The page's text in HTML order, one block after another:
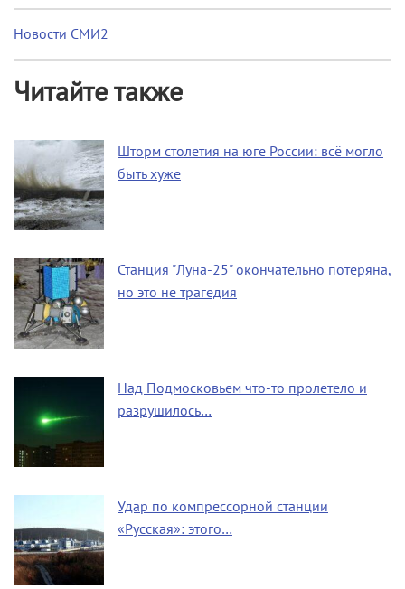
Новости СМИ2
Читайте также
Шторм столетия на юге России: всё могло
быть хуже
Станция "Луна-25" окончательно потеряна,
но это не трагедия
Над Подмосковьем что-то пролетело и
разрушилось…
Удар по компрессорной станции
«Русская»: этого…